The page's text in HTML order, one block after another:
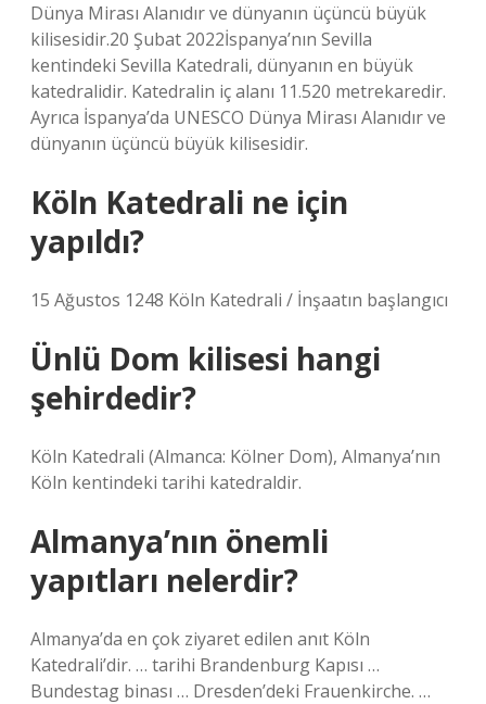
Dünya Mirası Alanıdır ve dünyanın üçüncü büyük
kilisesidir.20 Şubat 2022İspanya’nın Sevilla
kentindeki Sevilla Katedrali, dünyanın en büyük
katedralidir. Katedralin iç alanı 11.520 metrekaredir.
Ayrıca İspanya’da UNESCO Dünya Mirası Alanıdır ve
dünyanın üçüncü büyük kilisesidir.
Köln Katedrali ne için
yapıldı?
15 Ağustos 1248 Köln Katedrali / İnşaatın başlangıcı
Ünlü Dom kilisesi hangi
şehirdedir?
Köln Katedrali (Almanca: Kölner Dom), Almanya’nın
Köln kentindeki tarihi katedraldir.
Almanya’nın önemli
yapıtları nelerdir?
Almanya’da en çok ziyaret edilen anıt Köln
Katedrali’dir. … tarihi Brandenburg Kapısı …
Bundestag binası … Dresden’deki Frauenkirche. …